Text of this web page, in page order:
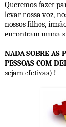
Queremos fazer
levar nossa voz,
nossos filhos,
encontram numa
NADA SOBRE AS
PESSOAS COM
sejam efetivas) !